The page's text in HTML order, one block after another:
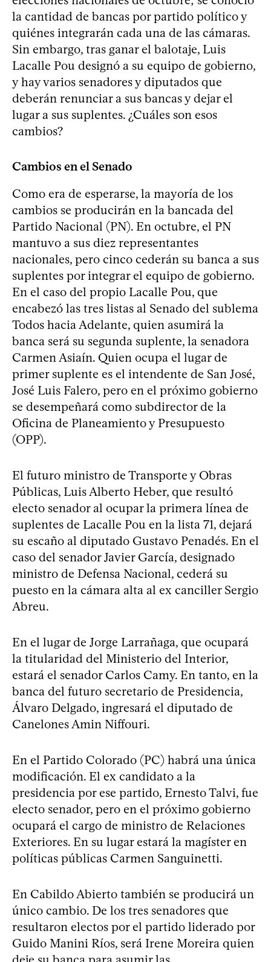
la cantidad de bancas por partido político y
quiénes integrarán cada una de las cámaras.
Sin embargo, tras ganar el balotaje, Luis
Lacalle Pou designó a su equipo de gobierno,
y hay varios senadores y diputados que
deberán renunciar a sus bancas y dejar el
lugar a sus suplentes. ¿Cuáles son esos
cambios?
Cambios en el Senado
Como era de esperarse, la mayoría de los
cambios se producirán en la bancada del
Partido Nacional (PN). En octubre, el PN
mantuvo a sus diez representantes
nacionales, pero cinco cederán su banca a sus
suplentes por integrar el equipo de gobierno.
En el caso del propio Lacalle Pou, que
encabezó las tres listas al Senado del sublema
Todos hacia Adelante, quien asumirá la
banca será su segunda suplente, la senadora
Carmen Asiaín. Quien ocupa el lugar de
primer suplente es el intendente de San José,
José Luis Falero, pero en el próximo gobierno
se desempeñará como subdirector de la
Oficina de Planeamiento y Presupuesto
(OPP).
El futuro ministro de Transporte y Obras
Públicas, Luis Alberto Heber, que resultó
electo senador al ocupar la primera línea de
suplentes de Lacalle Pou en la lista 71, dejará
su escaño al diputado Gustavo Penadés. En el
caso del senador Javier García, designado
ministro de Defensa Nacional, cederá su
puesto en la cámara alta al ex canciller Sergio
Abreu.
En el lugar de Jorge Larrañaga, que ocupará
la titularidad del Ministerio del Interior,
estará el senador Carlos Camy. En tanto, en la
banca del futuro secretario de Presidencia,
Álvaro Delgado, ingresará el diputado de
Canelones Amin Niffouri.
En el Partido Colorado (PC) habrá una única
modificación. El ex candidato a la
presidencia por ese partido, Ernesto Talvi, fue
electo senador, pero en el próximo gobierno
ocupará el cargo de ministro de Relaciones
Exteriores. En su lugar estará la magíster en
políticas públicas Carmen Sanguinetti.
En Cabildo Abierto también se producirá un
único cambio. De los tres senadores que
resultaron electos por el partido liderado por
Guido Manini Ríos, será Irene Moreira quien